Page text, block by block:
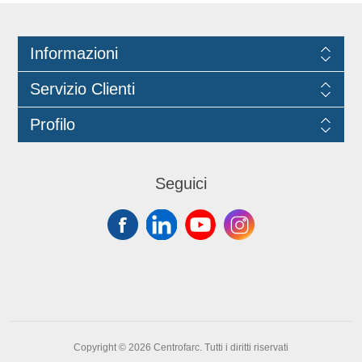
Informazioni
Servizio Clienti
Profilo
Seguici
Copyright © 2026 Centrofarc. Tutti i diritti riservati